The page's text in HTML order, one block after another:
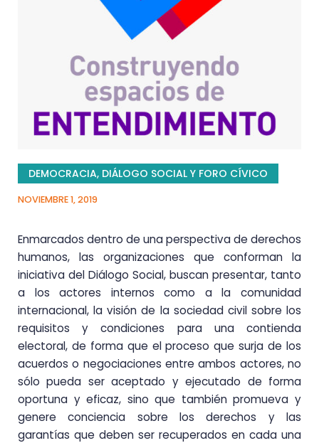
DEMOCRACIA, DIÁLOGO SOCIAL Y FORO CÍVICO
NOVIEMBRE 1, 2019
Enmarcados dentro de una perspectiva de derechos
humanos, las organizaciones que conforman la
iniciativa del Diálogo Social, buscan presentar, tanto
a los actores internos como a la comunidad
internacional, la visión de la sociedad civil sobre los
requisitos y condiciones para una contienda
electoral, de forma que el proceso que surja de los
acuerdos o negociaciones entre ambos actores, no
sólo pueda ser aceptado y ejecutado de forma
oportuna y eficaz, sino que también promueva y
genere conciencia sobre los derechos y las
garantías que deben ser recuperados en cada una